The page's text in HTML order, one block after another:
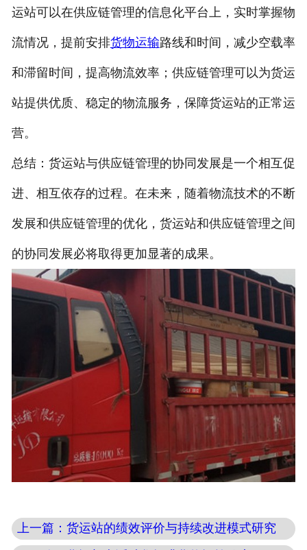
运站可以在供应链管理的信息化平台上，实时掌握物
流情况，提前安排货物运输路线和时间，减少空载率
和滞留时间，提高物流效率；供应链管理可以为货运
站提供优质、稳定的物流服务，保障货运站的正常运
营。
总结：货运站与供应链管理的协同发展是一个相互促
进、相互依存的过程。在未来，随着物流技术的不断
发展和供应链管理的优化，货运站和供应链管理之间
的协同发展必将取得更加显著的成果。
上一篇：货运站的绩效评价与持续改进模式研究